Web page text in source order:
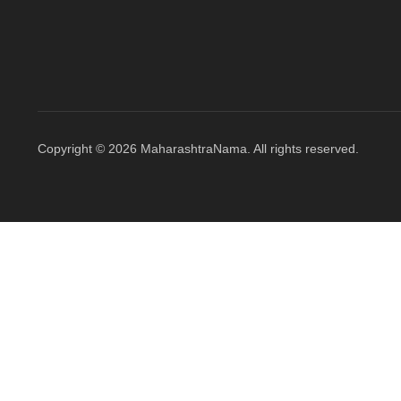
Copyright © 2026 MaharashtraNama. All rights reserved.